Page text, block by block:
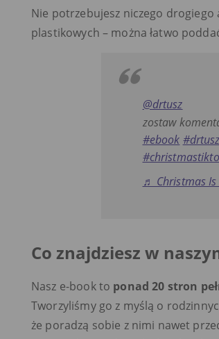
Nie potrzebujesz niczego
plastikowych – można łatwo
@drtusz
zostaw
#ebook #drtusz
♬ Christmas
Co znajdziesz w
Nasz e-book to ponad 20 stron
Tworzyliśmy go z myślą o
że poradzą sobie z nimi nawet